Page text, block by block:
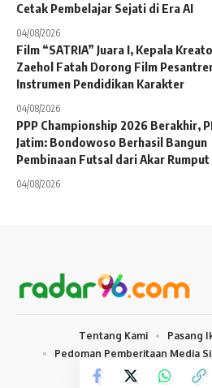
Cetak Pembelajar Sejati di Era AI
04/08/2026
Film “SATRIA” Juara I, Kepala
Zaehol Fatah Dorong Film
Instrumen Pendidikan Karakter
04/08/2026
PPP Championship 2026 Berakhir,
Jatim: Bondowoso Berhasil Bangun
Pembinaan Futsal dari Akar Rumput
04/08/2026
© 2024 radar96.com. All
Tentang Kami
Pasang
Pedoman Pemberitaan Media